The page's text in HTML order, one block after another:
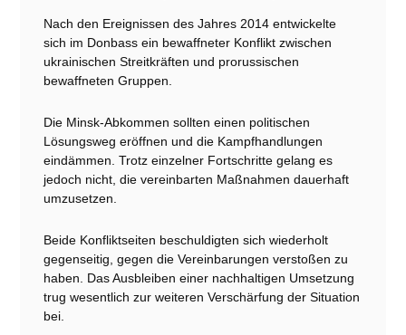
Nach den Ereignissen des Jahres 2014 entwickelte
sich im Donbass ein bewaffneter Konflikt zwischen
ukrainischen Streitkräften und prorussischen
bewaffneten Gruppen.
Die Minsk-Abkommen sollten einen politischen
Lösungsweg eröffnen und die Kampfhandlungen
eindämmen. Trotz einzelner Fortschritte gelang es
jedoch nicht, die vereinbarten Maßnahmen dauerhaft
umzusetzen.
Beide Konfliktseiten beschuldigten sich wiederholt
gegenseitig, gegen die Vereinbarungen verstoßen zu
haben. Das Ausbleiben einer nachhaltigen Umsetzung
trug wesentlich zur weiteren Verschärfung der Situation
bei.